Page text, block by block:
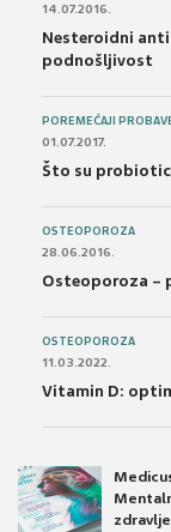
14.07.2016.
Nesteroidni
podnošljivost
POREMEĆAJI
01.07.2017.
Što su
OSTEOPOROZA
28.06.2016.
Osteoporoza –
OSTEOPOROZA
11.03.2022.
Vitamin D:
zdravlje